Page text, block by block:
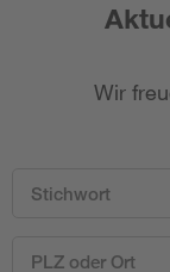
Wir